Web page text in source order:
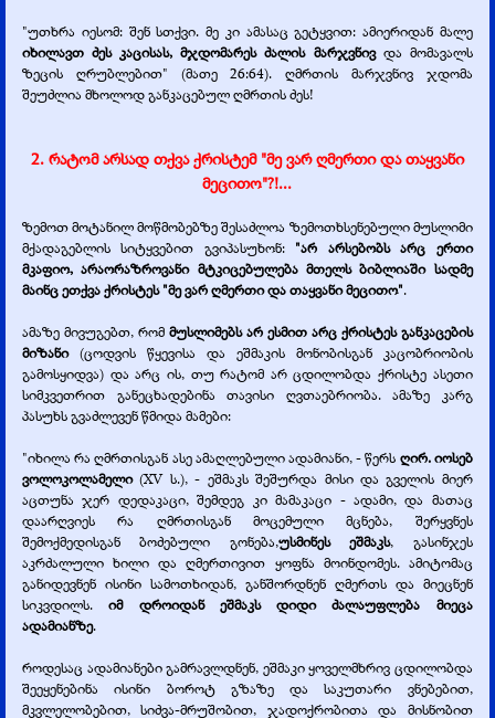
"უთხრა იესომ: შენ სთქვი. მე კი ამასაც გეტყვით: ამიერიდან მალე
იხილავთ ძეს კაცისას, მჯდომარეს ძალის მარჯვნივ და მომავალს
ზეცის ღრუბლებით" (მათე 26:64). ღმრთის მარჯვნივ ჯდომა
შეუძლია მხოლოდ განკაცებულ ღმრთის ძეს!
2. რატომ არსად თქვა ქრისტემ "მე ვარ ღმერთი და თაყვანი
მეცითო"?!...
ზემოთ მოტანილ მოწმობებზე შესაძლოა ზემოთხსენებული მუსლიმი
მქადაგებლის სიტყვებით გვიპასუხონ: "არ არსებობს არც ერთი
მკაფიო, არაორაზროვანი მტკიცებულება მთელს ბიბლიაში სადმე
მაინც ეთქვა ქრისტეს "მე ვარ ღმერთი და თაყვანი მეცითო".
ამაზე მივუგებთ, რომ მუსლიმებს არ ესმით არც ქრისტეს განკაცების
მიზანი (ცოდვის წყევისა და ეშმაკის მონობისგან კაცობრიობის
გამოსყიდვა) და არც ის, თუ რატომ არ ცდილობდა ქრისტე ასეთი
სიმკვეთრით განეცხადებინა თავისი ღვთაებრიობა. ამაზე კარგ
პასუხს გვაძლევენ წმიდა მამები:
"იხილა რა ღმრთისგან ასე ამაღლებული ადამიანი, -წერს ღირ. იოსებ
ვოლოკოლამელი (XV ს.), - ეშმაკს შეშურდა მისი და გველის მიერ
აცთუნა ჯერ დედაკაცი, შემდეგ კი მამაკაცი - ადამი, და მათაც
დაარღვიეს რა ღმრთისგან მოცემული მცნება, შერყვნეს
შემოქმედისგან ბოძებული გონება,უსმინეს ეშმაკს, გასინჯეს
აკრძალული ხილი და ღმერთივით ყოფნა მოინდომეს. ამიტომაც
განიდევნენ ისინი სამოთხიდან, განშორდნენ ღმერთს და მიეცნენ
სიკვდილს.
იმ დროიდან ეშმაკს დიდი ძალაუფლება მიეცა
ადამიანზე.
როდესაც ადამიანები გამრავლდნენ, ეშმაკი ყოველმხრივ ცდილობდა
შეეყენებინა ისინი ბოროტ გზაზე და საკუთარი ვნებებით,
მკვლელობებით, სიძვა-მრუშობით, ჯადოქრობითა და მისნობით